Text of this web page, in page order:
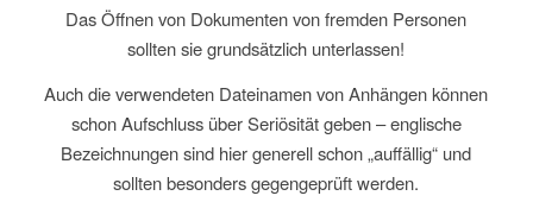
Das Öffnen von Dokumenten von fremden Personen
sollten sie grundsätzlich unterlassen!
Auch die verwendeten Dateinamen von Anhängen können
schon Aufschluss über Seriösität geben – englische
Bezeichnungen sind hier generell schon „auffällig“ und
sollten besonders gegengeprüft werden.